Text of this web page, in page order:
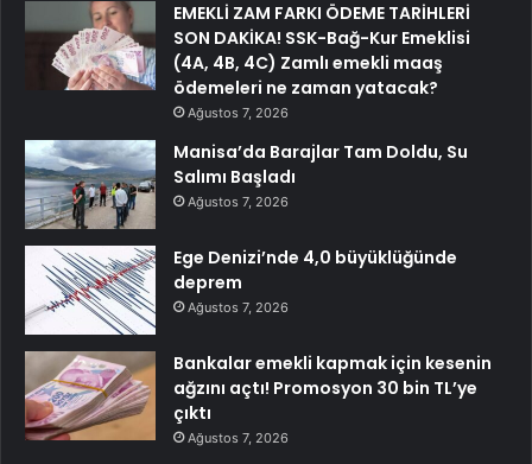
EMEKLİ ZAM FARKI ÖDEME TARİHLERİ
SON DAKİKA! SSK-Bağ-Kur Emeklisi
(4A, 4B, 4C) Zamlı emekli maaş
ödemeleri ne zaman yatacak?
Ağustos 7, 2026
Manisa’da Barajlar Tam Doldu, Su
Salımı Başladı
Ağustos 7, 2026
Ege Denizi’nde 4,0 büyüklüğünde
deprem
Ağustos 7, 2026
Bankalar emekli kapmak için kesenin
ağzını açtı! Promosyon 30 bin TL’ye
çıktı
Ağustos 7, 2026